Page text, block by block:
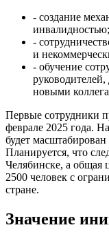
- создание
инвалидностью;
-
и
- обучение
новыми
Первые сотрудники
феврале 2025 года.
будет
Планируется, что
Челябинске, а общая
2500 человек с
стране.
Значение